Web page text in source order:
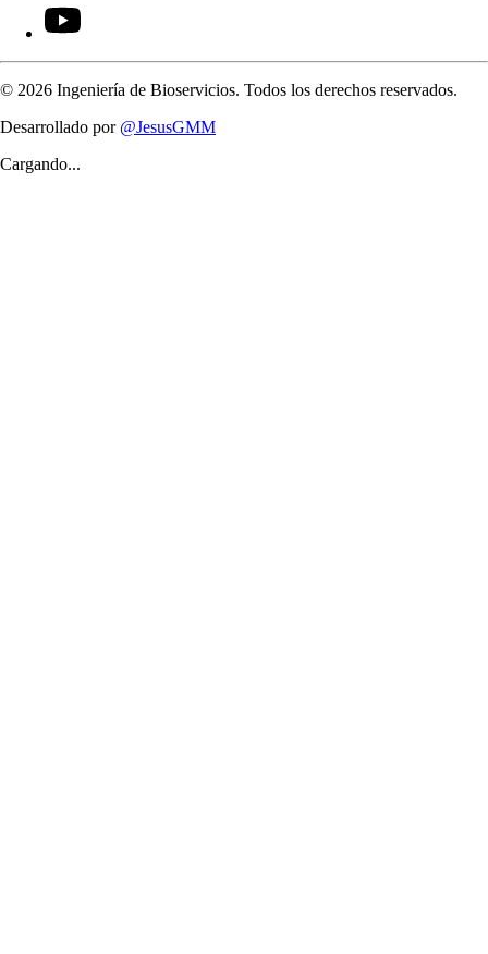
© 2026 Ingeniería de Bioservicios. Todos los derechos reservados.
Desarrollado por @JesusGMM
Cargando...